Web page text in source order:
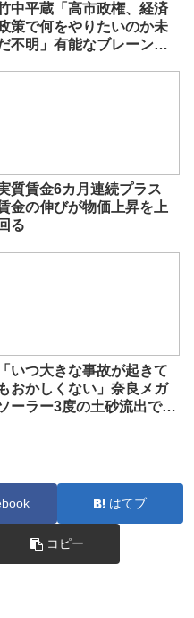
中平蔵「高市政権、経済
策で何をやりたいのか未
不明」有能なブレーンの
質賃金6カ月連続プラス
金の伸びが物価上昇を上
回る
「いつ大きな事故が起きて
もおかしくない」奈良メガ
ーラー3度の土砂流出で住
はてブ
コピー